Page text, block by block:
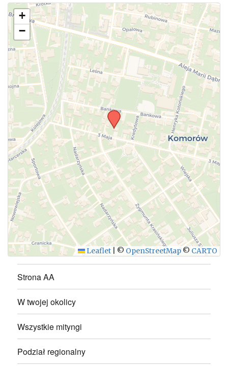
Użyj tego formularza aby przesłać informację o
zmianach w powyższym mityngu.
WYŚLIJ
+
−
Leaflet © OpenStreetMap © CARTO
Strona AA
W twojej okolicy
Wszystkie mityngi
Podział regionalny